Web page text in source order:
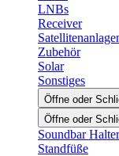
LNBs
Receiver
Zubehör
Solar
Sonstiges
Öffne oder
Öffne oder
Soundbar
Standfüße